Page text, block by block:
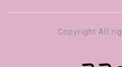
Copyright All